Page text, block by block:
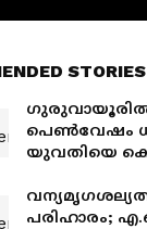
STORIES
പെൺവേഷം
യുവതിയെ
സംശയത്തിൽ
മുൻ
പരിഹാരം;